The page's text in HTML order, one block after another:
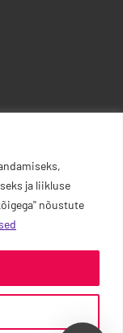
ja liikluse
nõustute